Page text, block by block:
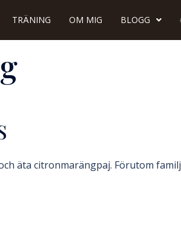
TRÄNING OM MIG BLOGG
äta citronmarängpaj. Förutom